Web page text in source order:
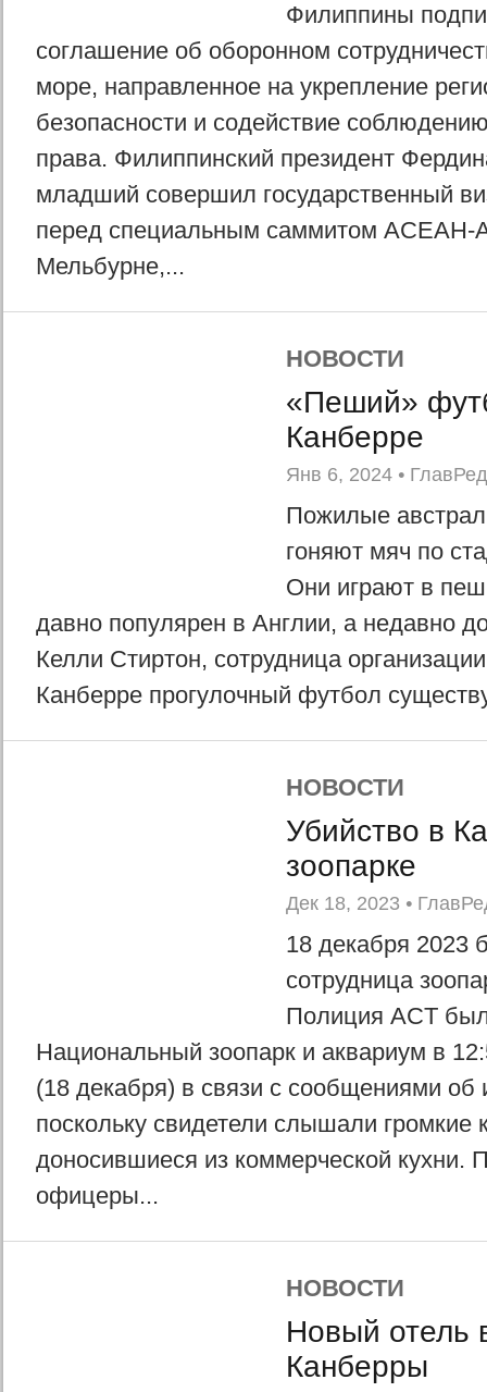
Филиппины
соглашение об оборонном
море, направленное на укрепление
безопасности и содействие
права. Филиппинский президент
младший совершил государственный
перед специальным саммитом АСЕАН-
Мельбурне,...
НОВОСТИ
«Пеший»
Канберре
Янв 6, 2024 • ГлавРед
Пожилые
гоняют мяч по
Они играют в
давно популярен в Англии, а недавно
Келли Стиртон, сотрудница
Канберре прогулочный футбол
НОВОСТИ
Убийство в
зоопарке
Дек 18, 2023 •
18 декабря 2023
сотрудница
Полиция ACT
Национальный зоопарк и аквариум в
(18 декабря) в связи с сообщениями об
поскольку свидетели слышали громкие
доносившиеся из коммерческой кухни.
офицеры...
НОВОСТИ
Новый отель
Канберры